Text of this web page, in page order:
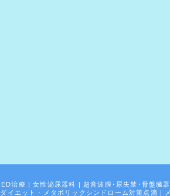
ED治療 | 女性泌尿器科 | 超音波膣･尿失禁･骨盤臓
ダイエット・メタボリックシンドローム対策点滴 |